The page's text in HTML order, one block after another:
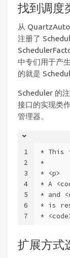
找到调度
从
注册了
中专们用于产
的就是
Scheduler 的
接口的实现类
管理器。
1
2
3
4
5
6
7
* This
*
* <p>
* A
* and
* is
*
扩展方式